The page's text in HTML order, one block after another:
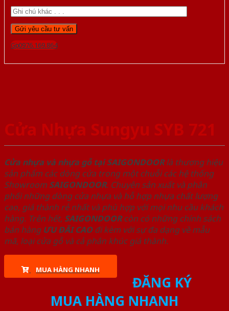
Gọi 0976.169.864
Cửa Nhựa Sungyu SYB 721
Cửa nhựa và nhựa gỗ tại SAIGONDOORlà thương hiệu
sản phẩm các dòng cửa trong một chuỗi các hệ thống
Showroom SAIGONDOOR. Chuyên sản xuất và phân
phối những dòng cửa nhựa và hỗ hợp nhựa chất lượng
cao, giá thành rẻ nhất và phù hợp với mọi nhu cầu khách
hàng. Trên hết, SAIGONDOORcòn có những chính sách
bán hàng ƯU ĐÃI CAOđi kèm với sự đa dạng về mẫu
mã, loại cửa gỗ và cả phân khúc giá thành.
MUA HÀNG NHANH
ĐĂNG KÝ
MUA HÀNG NHANH